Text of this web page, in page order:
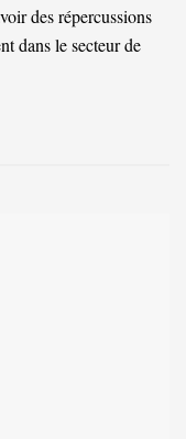
des répercussions
dans le secteur de